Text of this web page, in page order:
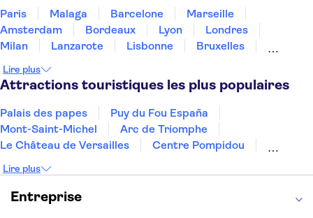
Paris Malaga Barcelone
Marseille
Amsterdam
Bordeaux Lyon
Londres
Milan
Lanzarote Lisbonne
Bruxelles
Dubai
Copenhague Minorque Montpellier
Lire plus
Attractions touristiques les plus populaires
Palais des papes
Puy du Fou España
Mont-Saint-Michel
Arc de Triomphe
Le Château de Versailles
Centre Pompidou
La Chapelle Sixtine
Musée du Louvre
La Sagrada Familia
Lire plus
Entreprise